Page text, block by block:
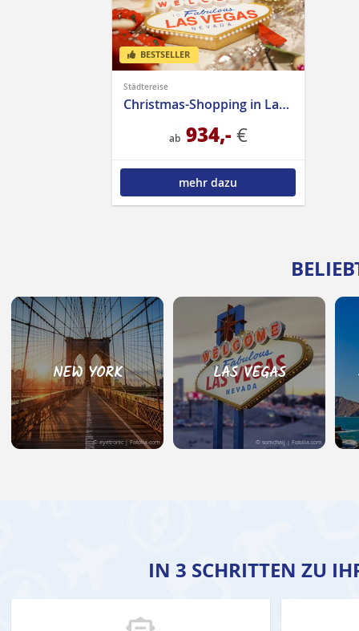
|
BESTSELLER
Städtereise
Christmas-Shopping in Las Vegas
ab 934,-€
mehr dazu
NEW YORK
© eyetronic | Fotolia.com
LAS VEGAS
© somchaij | Fotolia.com
IN 3 SCHRITTEN ZU